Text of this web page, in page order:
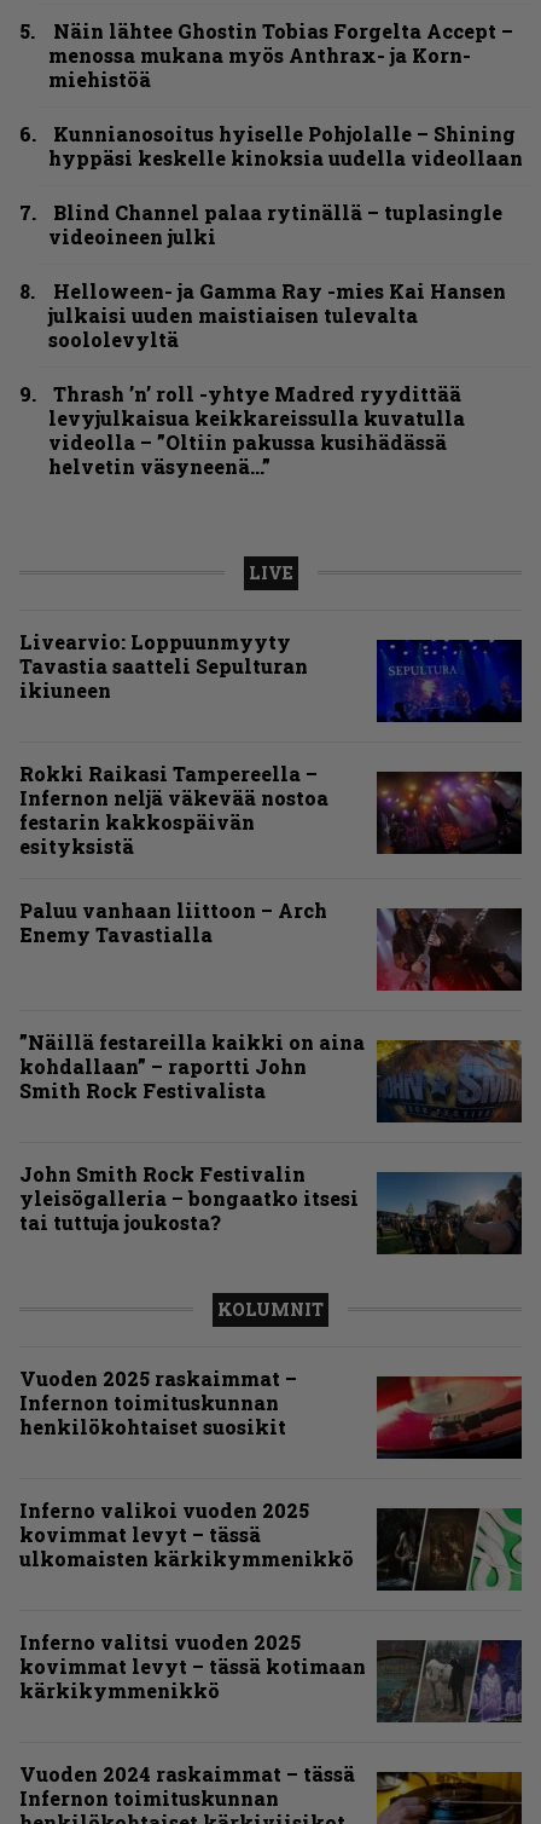
Näin lähtee Ghostin Tobias Forgelta Accept –
menossa mukana myös Anthrax- ja Korn-
miehistöä
Kunnianosoitus hyiselle Pohjolalle – Shining
hyppäsi keskelle kinoksia uudella videollaan
Blind Channel palaa rytinällä – tuplasingle
videoineen julki
Helloween- ja Gamma Ray -mies Kai Hansen
julkaisi uuden maistiaisen tulevalta
soololevyltä
Thrash ’n’ roll -yhtye Madred ryydittää
levyjulkaisua keikkareissulla kuvatulla
videolla – ”Oltiin pakussa kusihädässä
helvetin väsyneenä…”
LIVE
Livearvio: Loppuunmyyty
Tavastia saatteli Sepulturan
ikiuneen
Rokki Raikasi Tampereella –
Infernon neljä väkevää nostoa
festarin kakkospäivän
esityksistä
Paluu vanhaan liittoon – Arch
Enemy Tavastialla
”Näillä festareilla kaikki on aina
kohdallaan” – raportti John
Smith Rock Festivalista
John Smith Rock Festivalin
yleisögalleria – bongaatko itsesi
tai tuttuja joukosta?
KOLUMNIT
Vuoden 2025 raskaimmat –
Infernon toimituskunnan
henkilökohtaiset suosikit
Inferno valikoi vuoden 2025
kovimmat levyt – tässä
ulkomaisten kärkikymmenikkö
Inferno valitsi vuoden 2025
kovimmat levyt – tässä kotimaan
kärkikymmenikkö
Vuoden 2024 raskaimmat – tässä
Infernon toimituskunnan